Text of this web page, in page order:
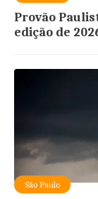
Provão
edição de
São Paulo